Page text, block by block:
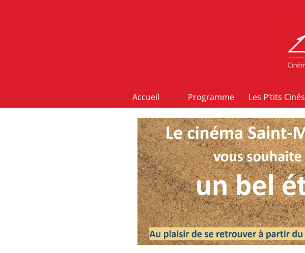
Accueil Programme Les P’tits Cinés